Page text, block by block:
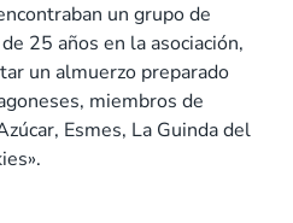
un grupo de
25 años en la asociación,
un almuerzo preparado
miembros de
Esmes, La Guinda del